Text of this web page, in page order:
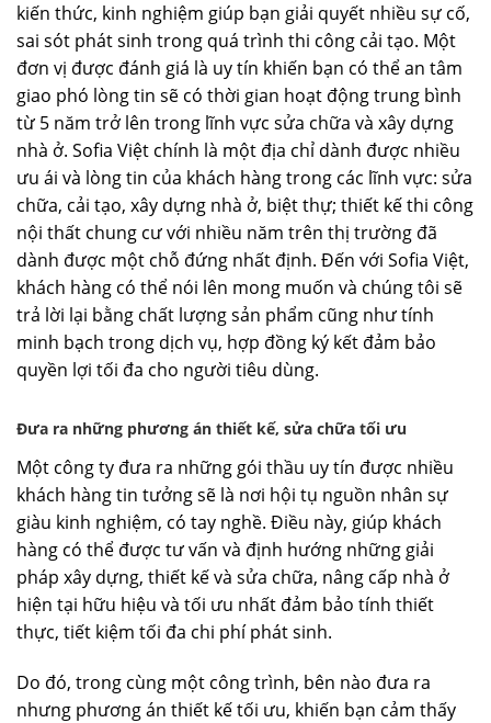
kiến thức, kinh nghiệm giúp bạn giải quyết nhiều sự cố,
sai sót phát sinh trong quá trình thi công cải tạo. Một
đơn vị được đánh giá là uy tín khiến bạn có thể an tâm
giao phó lòng tin sẽ có thời gian hoạt động trung bình
từ 5 năm trở lên trong lĩnh vực sửa chữa và xây dựng
nhà ở. Sofia Việt chính là một địa chỉ dành được nhiều
ưu ái và lòng tin của khách hàng trong các lĩnh vực: sửa
chữa, cải tạo, xây dựng nhà ở, biệt thự; thiết kế thi công
nội thất chung cư với nhiều năm trên thị trường đã
dành được một chỗ đứng nhất định. Đến với Sofia Việt,
khách hàng có thể nói lên mong muốn và chúng tôi sẽ
trả lời lại bằng chất lượng sản phẩm cũng như tính
minh bạch trong dịch vụ, hợp đồng ký kết đảm bảo
quyền lợi tối đa cho người tiêu dùng.
Đưa ra những phương án thiết kế, sửa chữa tối ưu
Một công ty đưa ra những gói thầu uy tín được nhiều
khách hàng tin tưởng sẽ là nơi hội tụ nguồn nhân sự
giàu kinh nghiệm, có tay nghề. Điều này, giúp khách
hàng có thể được tư vấn và định hướng những giải
pháp xây dựng, thiết kế và sửa chữa, nâng cấp nhà ở
hiện tại hữu hiệu và tối ưu nhất đảm bảo tính thiết
thực, tiết kiệm tối đa chi phí phát sinh.
Do đó, trong cùng một công trình, bên nào đưa ra
nhưng phương án thiết kế tối ưu, khiến bạn cảm thấy